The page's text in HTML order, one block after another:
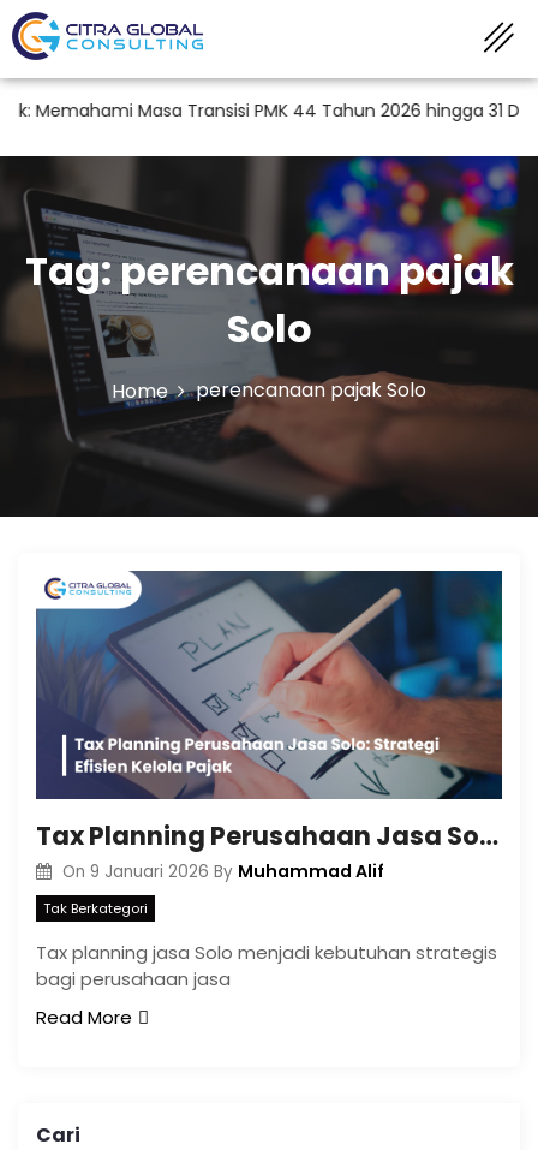
Masa Transisi PMK 44 Tahun 2026 hingga 31
Tag:perencanaan pajak
Solo
Home perencanaan pajak Solo
Tax Planning Perusahaan Jasa Solo: Strategi Efisien Kelola Pajak
On 9 Januari 2026 By Muhammad Alif
Tak Berkategori
Tax planning jasa Solo menjadi kebutuhan strategis
bagi perusahaan jasa
Read More
Cari